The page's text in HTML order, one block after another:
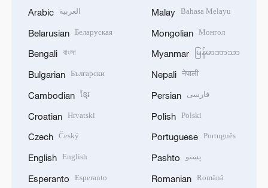
Arabic العربية
Belarusian Беларуская
Bengali বাংলা
Bulgarian Български
Cambodian ខ្មែរ
Croatian Hrvatski
Czech Český
English English
Esperanto Esperanto
Malay Bahasa Melayu
Mongolian Монгол
Myanmar မြန်မာဘာသာ
Nepali नेपाली
Persian فارسی
Polish Polski
Portuguese Português
Pashto پښتو
Romanian Română